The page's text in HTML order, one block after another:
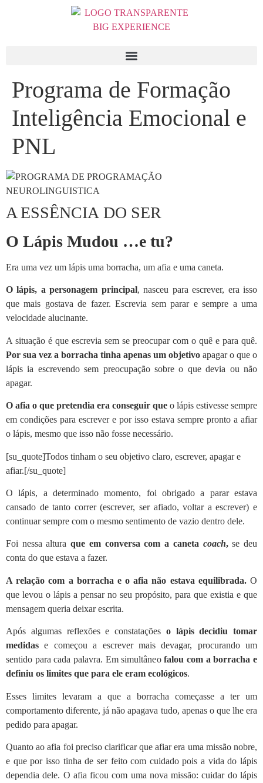
Programa de Formação
Inteligência Emocional e
PNL
A ESSÊNCIA DO SER
O Lápis Mudou …e tu?
Era uma vez um lápis uma borracha, um afia e uma caneta.
O lápis, a personagem principal, nasceu para escrever, era isso
que mais gostava de fazer. Escrevia sem parar e sempre a uma
velocidade alucinante.
A situação é que escrevia sem se preocupar com o quê e para quê.
Por sua vez a borracha tinha apenas um objetivo apagar o que o
lápis ia escrevendo sem preocupação sobre o que devia ou não
apagar.
O afia o que pretendia era conseguir que o lápis estivesse sempre
em condições para escrever e por isso estava sempre pronto a afiar
o lápis, mesmo que isso não fosse necessário.
[su_quote]Todos tinham o seu objetivo claro, escrever, apagar e
afiar.[/su_quote]
O lápis, a determinado momento, foi obrigado a parar estava
cansado de tanto correr (escrever, ser afiado, voltar a escrever) e
continuar sempre com o mesmo sentimento de vazio dentro dele.
Foi nessa alturaque em conversa com a caneta coach,se deu
conta do que estava a fazer.
A relação com a borracha e o afia não estava equilibrada.O
que levou o lápis a pensar no seu propósito, para que existia e que
mensagem queria deixar escrita.
Após algumas reflexões e constatações o lápis decidiu tomar
medidas e começou a escrever mais devagar, procurando um
sentido para cada palavra. Em simultâneofalou com a borracha e
definiu os limites que para ele eram ecológicos.
Esses limites levaram a que a borracha começasse a ter um
comportamento diferente, já não apagava tudo, apenas o que lhe era
pedido para apagar.
Quanto ao afia foi preciso clarificar que afiar era uma missão nobre,
e que por isso tinha de ser feito com cuidado pois a vida do lápis
dependia dele. O afia ficou com uma nova missão: cuidar do lápis